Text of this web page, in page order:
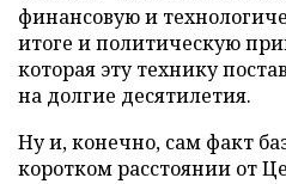
финансовую и
итоге и политическую
которая эту технику
на долгие десятилетия.
Ну и, конечно, сам факт
коротком расстоянии от